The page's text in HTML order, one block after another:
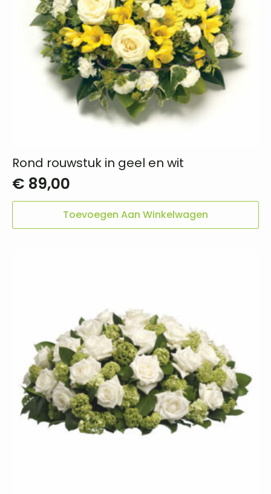
productpagina
Rond rouwstuk in geel en wit
€ 89,00
Toevoegen Aan Winkelwagen